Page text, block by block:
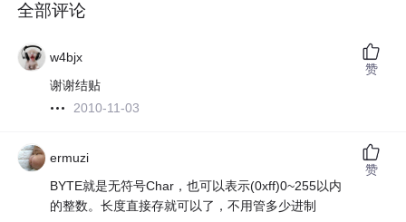
全部评论
w4bjx
谢谢结贴
2010-11-03
赞
ermuzi
BYTE就是无符号Char，也可以表示(0xff)0~255以内
的整数。长度直接存就可以了，不用管多少进制
赞